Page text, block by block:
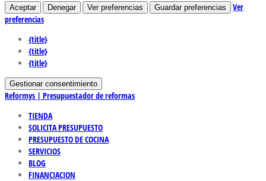
Aceptar Denegar Ver preferencias Guardar preferencias
Ver
preferencias
{title}
{title}
{title}
Gestionar consentimiento
Reformys | Presupuestador de reformas
TIENDA
SOLICITA PRESUPUESTO
PRESUPUESTO DE COCINA
SERVICIOS
BLOG
FINANCIACION